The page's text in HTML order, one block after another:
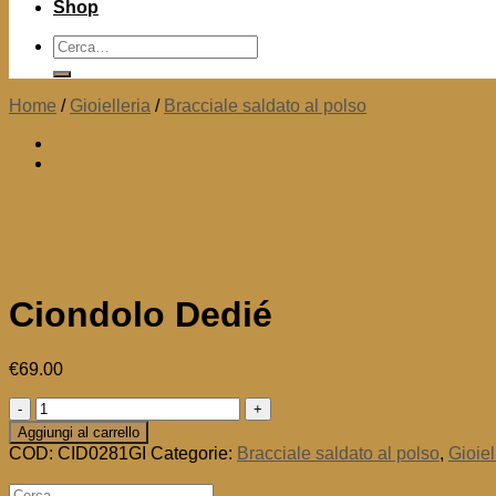
Shop
Cerca:
Home / Gioielleria / Bracciale saldato al polso
Ciondolo Dedié
€69.00
Ciondolo
Dedié
quantità
Aggiungi al carrello
COD: CID0281GI Categorie: Bracciale saldato al polso,
Cerca: